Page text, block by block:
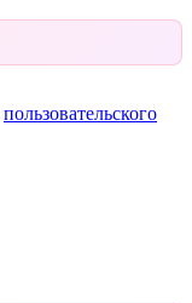
пользовательского